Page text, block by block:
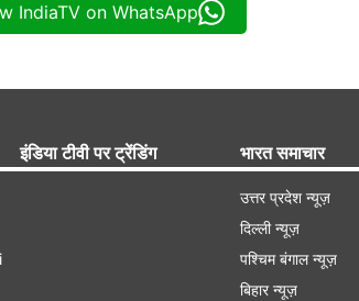
IndiaTV on WhatsApp
इंडिया टीवी पर ट्रेंडिंग भारत समाचार
उत्तर प्रदेश न्यूज़
दिल्ली न्यूज़
पश्चिम बंगाल न्यूज़
बिहार न्यूज़